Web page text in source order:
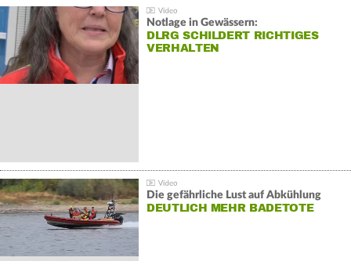
Notlage in Gewässern:
DLRG SCHILDERT RICHTIGES
VERHALTEN
Die gefährliche Lust auf Abkühlung
DEUTLICH MEHR BADETOTE